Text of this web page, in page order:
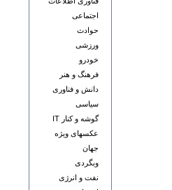
اجتماعی
حوادث
ورزشی
خودرو
فرهنگ و هنر
دانش و فناوری
سياسی
گوشه و کنار IT
عکسهای ويژه
جهان
وبگردی
نفت و انرژی